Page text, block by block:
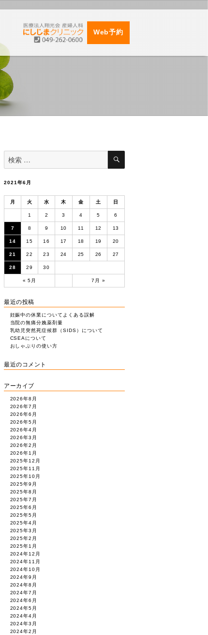
Web予約
索
対
検
2021年6月
月 火 水 木 金 土 日
« 5月 7月 »
1 2 3 4 5 6
7 8 9 10 11 12 13
14 15 16 17 18 19 20
21 22 23 24 25 26 27
28 29 30
最近の投稿
妊娠中の休業についてよくある誤解
当院の無痛分娩薬剤量
乳幼児突然死症候群（SIDS）について
CSEAについて
おしゃぶりの使い方
最近のコメント
アーカイブ
2026年8月
2026年7月
2026年6月
2026年5月
2026年4月
2026年3月
2026年2月
2026年1月
2025年12月
2025年11月
2025年10月
2025年9月
2025年8月
2025年7月
2025年6月
2025年5月
2025年4月
2025年3月
2025年2月
2025年1月
2024年12月
2024年11月
2024年10月
2024年9月
2024年8月
2024年7月
2024年6月
2024年5月
2024年4月
2024年3月
2024年2月